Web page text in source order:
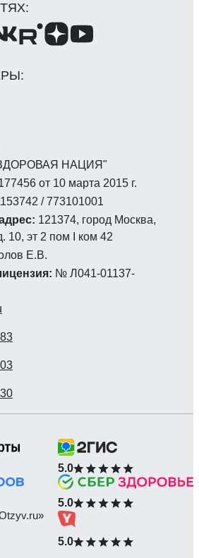
НАЦИЯ"
от 10 марта 2015 г.
/ 773101001
121374, город Москва,
10, эт 2 пом I ком 42
Е.В.
№ Л041-01137-
5.0
5.0
5.0